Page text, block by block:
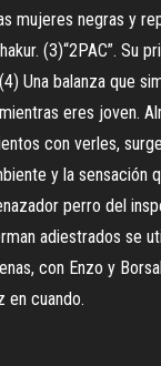
mujeres negras y
(3)“2PAC”. Su
Una balanza que
eres joven.
con verles,
y la sensación
perro del
adiestrados se
con Enzo y
en cuando.